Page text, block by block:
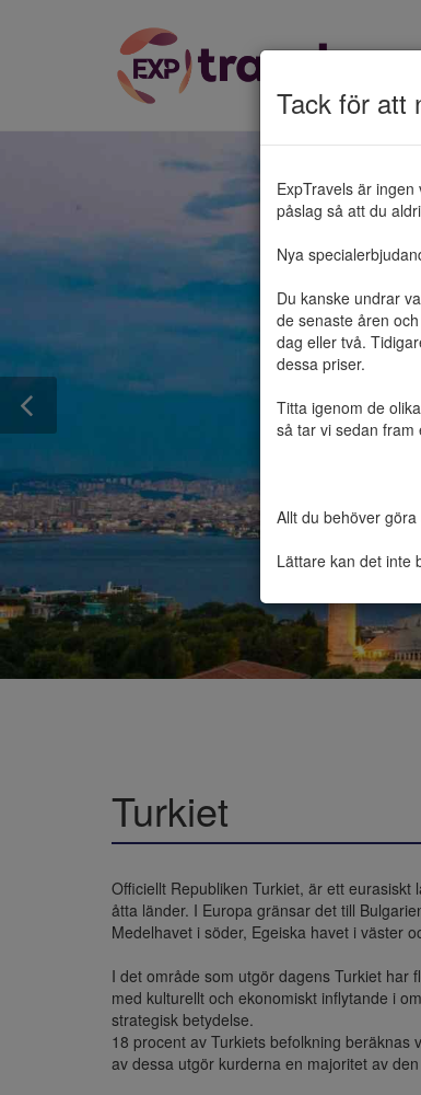
Tack för att
ExpTravels är
påslag så att du
Nya
Du kanske undrar
de senaste åren
dag eller två.
dessa priser.
Titta igenom de
så tar vi sedan fram
Allt du behöver
Lättare kan det inte
Turkiet
Officiellt Republiken Turkiet, är ett
åtta länder. I Europa gränsar det till
Medelhavet i söder, Egeiska havet i väster
I det område som utgör dagens Turkiet har
med kulturellt och ekonomiskt inflytande i
strategisk betydelse.
18 procent av Turkiets befolkning
av dessa utgör kurderna en majoritet av